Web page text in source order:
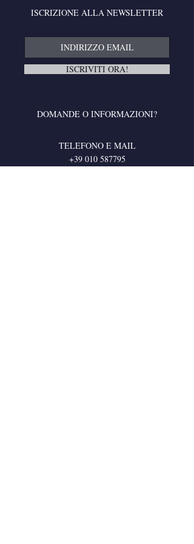
ISCRIZIONE ALLA NEWSLETTER
ISCRIVITI ORA!
DOMANDE O INFORMAZIONI?
TELEFONO E MAIL
+39 010 587795